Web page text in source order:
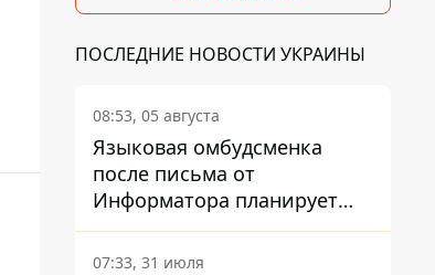
ПОСЛЕДНИЕ НОВОСТИ УКРАИНЫ
08:53, 05 августа
Языковая омбудсменка
после письма от
Информатора планирует
наказать компанию-
подрядчика ПриватБанка
07:33, 31 июля